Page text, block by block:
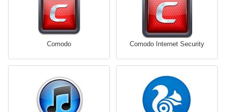
Comodo Comodo Internet Security